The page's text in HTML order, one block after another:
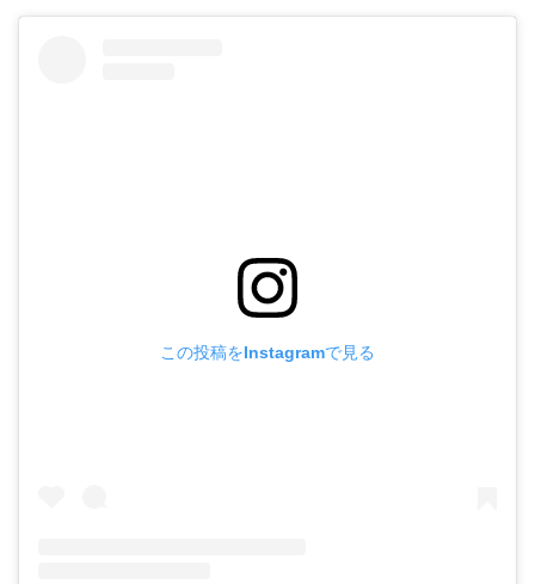
この投稿をInstagramで見る